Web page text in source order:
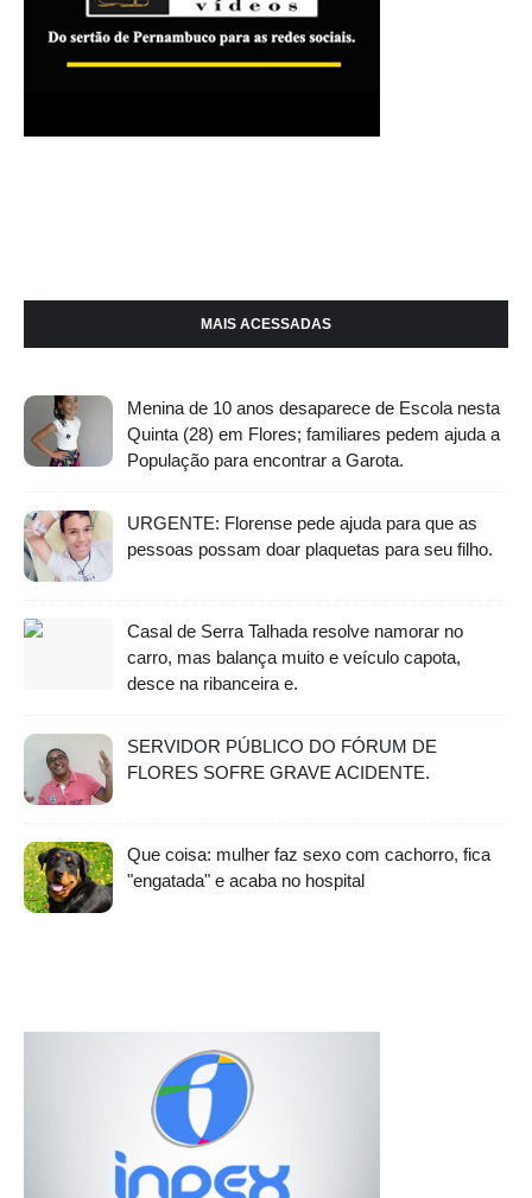
MAIS ACESSADAS
Menina de 10 anos desaparece de Escola nesta
Quinta (28) em Flores; familiares pedem ajuda a
População para encontrar a Garota.
URGENTE: Florense pede ajuda para que as
pessoas possam doar plaquetas para seu filho.
Casal de Serra Talhada resolve namorar no
carro, mas balança muito e veículo capota,
desce na ribanceira e.
SERVIDOR PÚBLICO DO FÓRUM DE
FLORES SOFRE GRAVE ACIDENTE.
Que coisa: mulher faz sexo com cachorro, fica
"engatada" e acaba no hospital